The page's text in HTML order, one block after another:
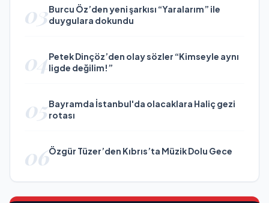
03Burcu Öz’den yeni şarkısı “Yaralarım” ile
duygulara dokundu
04Petek Dinçöz’den olay sözler “Kimseyle aynı
ligde değilim!”
05Bayramda İstanbul'da olacaklara Haliç gezi
rotası
06Özgür Tüzer’den Kıbrıs’ta Müzik Dolu Gece